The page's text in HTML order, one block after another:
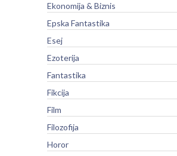
Ekonomija & Biznis
Epska Fantastika
Esej
Ezoterija
Fantastika
Fikcija
Film
Filozofija
Horor